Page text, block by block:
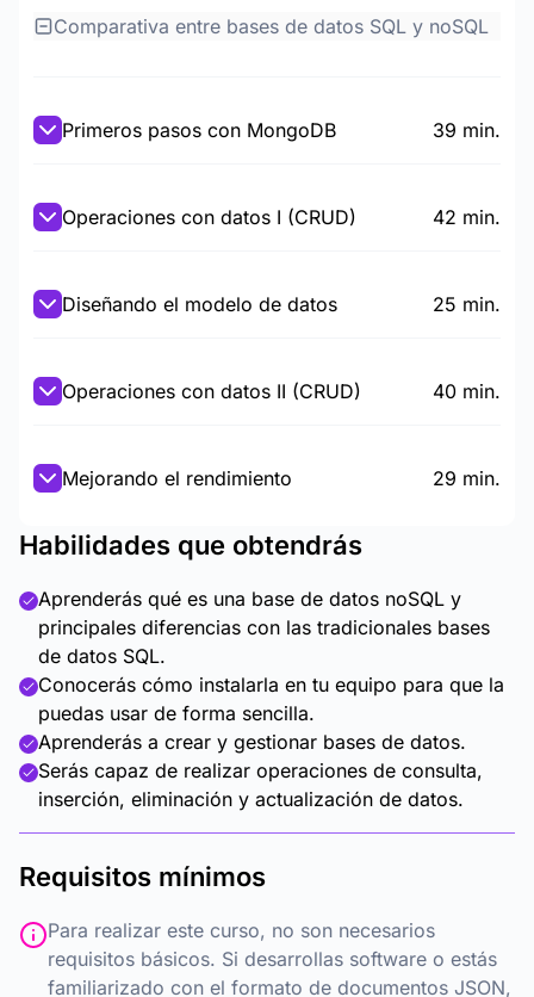
Comparativa entre bases de datos SQL y noSQL
Primeros pasos con MongoDB 39 min.
Operaciones con datos I (CRUD) 42 min.
Diseñando el modelo de datos 25 min.
Operaciones con datos II (CRUD) 40 min.
Mejorando el rendimiento 29 min.
Habilidades que obtendrás
Aprenderás qué es una base de datos noSQL y
principales diferencias con las tradicionales bases
de datos SQL.
Conocerás cómo instalarla en tu equipo para que la
puedas usar de forma sencilla.
Aprenderás a crear y gestionar bases de datos.
Serás capaz de realizar operaciones de consulta,
inserción, eliminación y actualización de datos.
Requisitos mínimos
Para realizar este curso, no son necesarios
requisitos básicos. Si desarrollas software o estás
familiarizado con el formato de documentos JSON,